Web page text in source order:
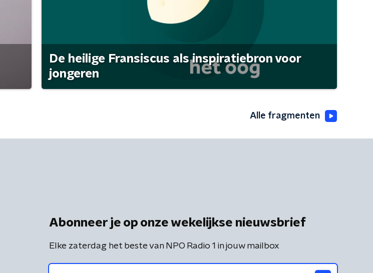
De heilige Fransiscus als inspiratiebron voor
jongeren
Alle fragmenten
Abonneer je op onze wekelijkse nieuwsbrief
Elke zaterdag het beste van NPO Radio 1 in jouw mailbox